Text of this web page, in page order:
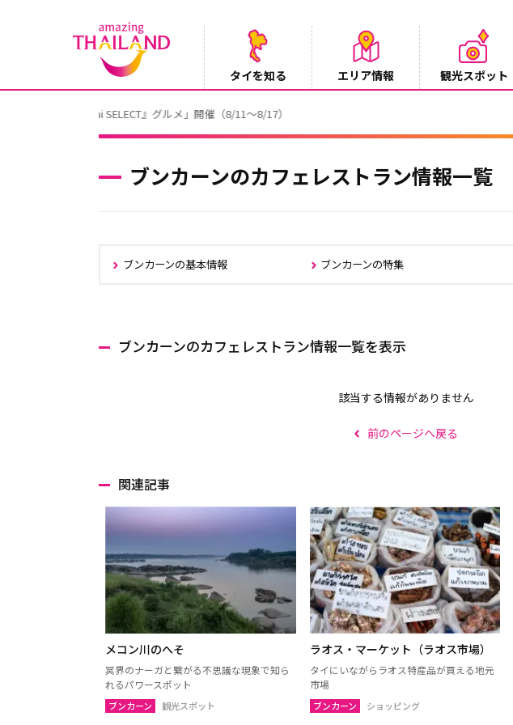
タイを知る エリア情報 観光スポット
2026/08/05 【テレビ】NHK『世界ふれあい街歩き』でタイ・プーケットが紹介されます
ブンカーンのカフェレストラン情報一覧
ブンカーンの基本情報 ブンカーンの特集
ブンカーンのカフェレストラン情報一覧を表示
該当する情報がありません
前のページへ戻る
関連記事
メコン川のへそ
冥界のナーガと繋がる不思議な現象で知ら
れるパワースポット
ブンカーン 観光スポット
ラオス・マーケット（ラオス市場）
タイにいながらラオス特産品が買える地元
市場
ブンカーン ショッピング